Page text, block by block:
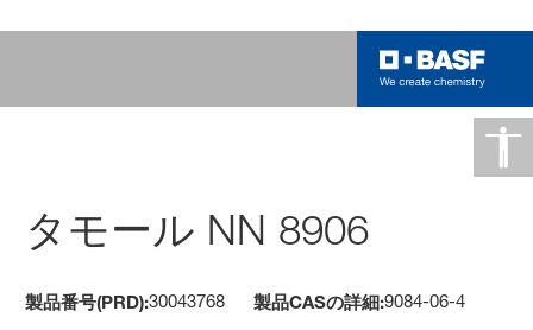
タモール NN 8906
製品番号(PRD):30043768 製品CASの詳細:9084-06-4